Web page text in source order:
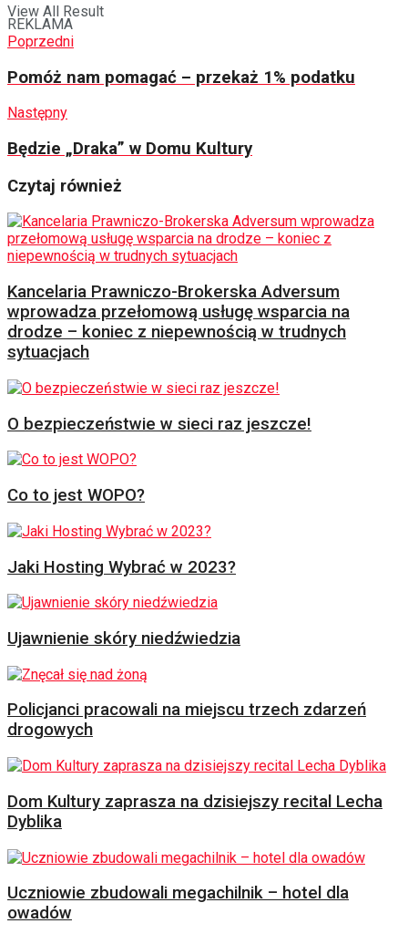
View All Result
REKLAMA
Poprzedni
Pomóż nam pomagać – przekaż 1% podatku
Następny
Będzie „Draka” w Domu Kultury
Czytaj również
Kancelaria Prawniczo-Brokerska Adversum
wprowadza przełomową usługę wsparcia na
drodze – koniec z niepewnością w trudnych
sytuacjach
O bezpieczeństwie w sieci raz jeszcze!
Co to jest WOPO?
Jaki Hosting Wybrać w 2023?
Ujawnienie skóry niedźwiedzia
Policjanci pracowali na miejscu trzech zdarzeń
drogowych
Dom Kultury zaprasza na dzisiejszy recital Lecha
Dyblika
Uczniowie zbudowali megachilnik – hotel dla
owadów